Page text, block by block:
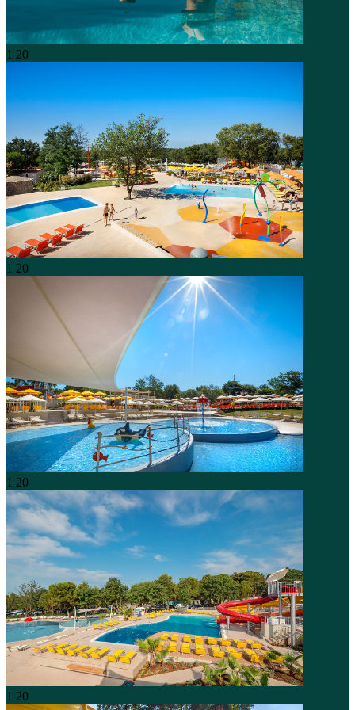
1 20
1 20
1 20
1 20